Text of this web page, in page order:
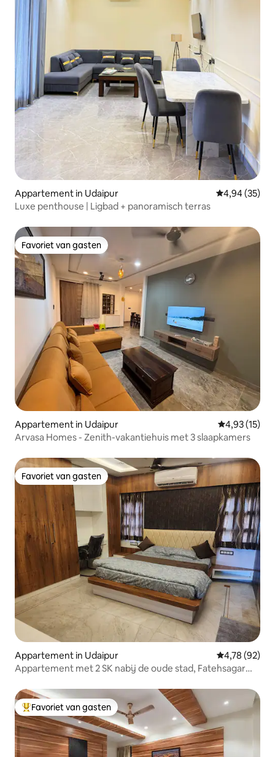
Appartement in Udaipur Gemiddelde
4,94 (35)
Luxe penthouse | Ligbad + panoramisch terras
Favoriet van gasten
Favoriet van gasten
Appartement in Udaipur Gemiddelde
4,93 (15)
Arvasa Homes - Zenith-vakantiehuis met 3 slaapkamers
Favoriet van gasten
Favoriet van gasten
Appartement in Udaipur Gemiddelde
4,78 (92)
Appartement met 2 SK nabij de oude stad, Fatehsagar
Topfavoriet van gasten
Favoriet van gasten